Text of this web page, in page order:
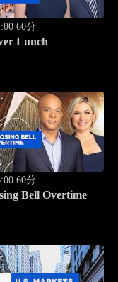
60分
Lunch
60分
Bell Overtime